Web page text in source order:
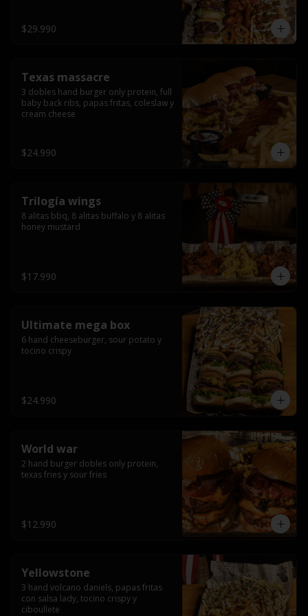
$29.990
Texas massacre
3 dobles hand burger only protein, full
baby back ribs, papas fritas, coleslaw y
cream cheese
$24.990
Trilogía wings
8 alitas bbq, 8 alitas buffalo y 8 alitas
honey mustard
$17.990
Ultimate mega box
6 hand cheeseburger, sour potato y
tocino crispy
$24.990
World war
2 hand burger dobles only protein,
texas fries y sour fries
$12.990
Yellowstone
3 hand volcano daniels, papas fritas
con salsa lady, tocino crispy y
ciboullete